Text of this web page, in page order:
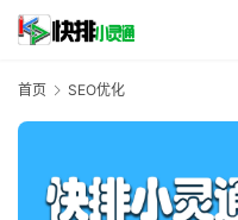
首页 SEO优化